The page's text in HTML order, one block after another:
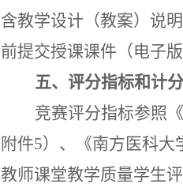
含教学设计 （教案）说
前提交授课课件（电子版
五、评分指标和计
竞赛评分指标参照
附件5）、《南方医科大
教师课堂教学质量学生